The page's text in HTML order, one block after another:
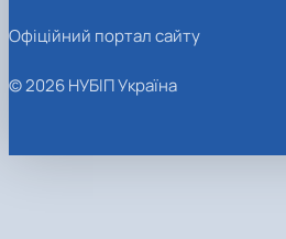
Офіційний портал сайту
© 2026 НУБІП Україна